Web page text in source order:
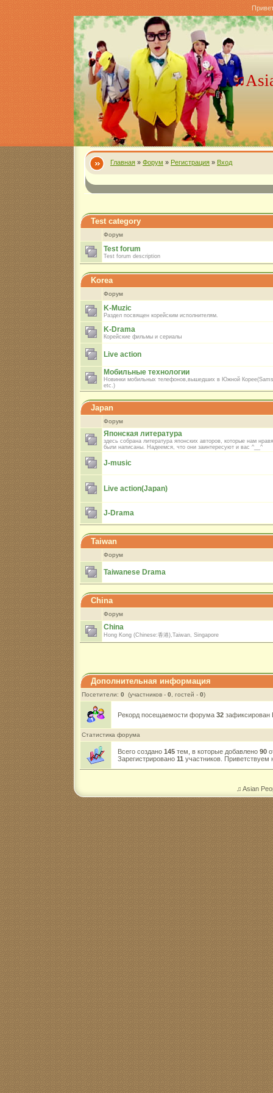
Главная » Форум » Регистрация » Вход
Test category
Форум
Test forum
Test forum description
Korea
Форум
K-Muzic
Раздел посвящен корейским исполнителям.
K-Drama
Корейские фильмы и сериалы
Live action
Мобильные технологии
Новинки мобильных телефонов,вышедших в Южной
etc.)
Japan
Форум
Японская литература
здесь собрана литература японских авторов, которые нам
были написаны. Надеемся, что они заинтересуют и вас ^__^
J-music
Live action(Japan)
J-Drama
Taiwan
Форум
Taiwanese Drama
China
Форум
China
Hong Kong (Chinese:香港),Taiwan, Singapore
Дополнительная информация
Посетители: 0 (участников - 0 , гостей - 0)
Рекорд посещаемости форума 32 зафиксирован
Статистика форума
Всего создано 145 тем, в которые добавлено 90
Зарегистрировано 11 участников. Приветствуем
♫ Asian